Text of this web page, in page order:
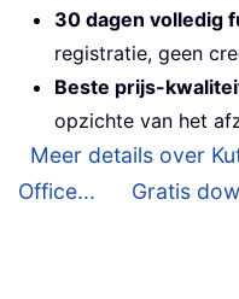
30 dagen volledig
registratie, geen
Beste prijs-
opzichte van het
Meer details over
Office...
Gratis